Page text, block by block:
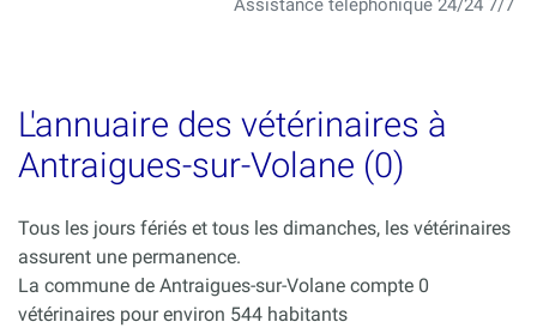
Assistance téléphonique 24/24 7/7
L'annuaire des vétérinaires à
Antraigues-sur-Volane (0)
Tous les jours fériés et tous les dimanches, les vétérinaires
assurent une permanence.
La commune de Antraigues-sur-Volane compte 0
vétérinaires pour environ 544 habitants